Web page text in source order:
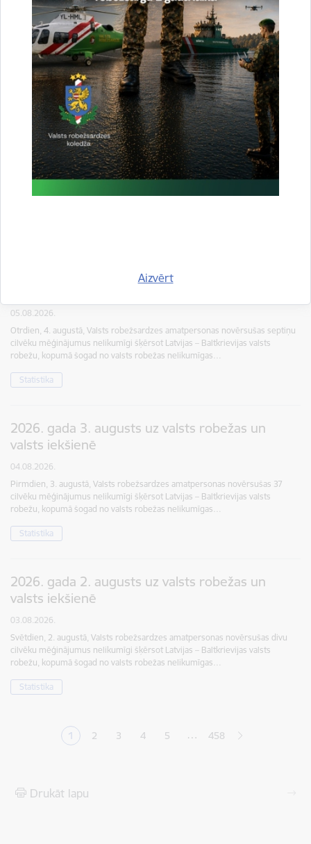
Aizvērt
Tehnisku traucējumu dēļ traucēta ABC vārtu
darbība Lidostas “Rīga” robežkontroles punktā
05.08.2026.
Valsts robežsardze informē, ka pēcpusdienā tehnisku traucējumu dēļ tika
2026. gada 4. augusts uz valsts robežas un
05.08.2026.
Otrdien, 4. augustā, Valsts robežsardzes amatpersonas novērsušas septiņu
cilvēku mēģinājumus nelikumīgi šķērsot Latvijas – Baltkrievijas valsts
robežu, kopumā šogad no valsts robežas nelikumīgas…
Statistika
2026. gada 3. augusts uz valsts robežas un
valsts iekšienē
04.08.2026.
Pirmdien, 3. augustā, Valsts robežsardzes amatpersonas novērsušas 37
cilvēku mēģinājumus nelikumīgi šķērsot Latvijas – Baltkrievijas valsts
robežu, kopumā šogad no valsts robežas nelikumīgas…
Statistika
2026. gada 2. augusts uz valsts robežas un
valsts iekšienē
03.08.2026.
Svētdien, 2. augustā, Valsts robežsardzes amatpersonas novērsušas divu
cilvēku mēģinājumus nelikumīgi šķērsot Latvijas – Baltkrievijas valsts
robežu, kopumā šogad no valsts robežas nelikumīgas…
Statistika
Pašreizējā lapa
1 Lapa
2 Lapa
3 Lapa
4 Lapa
5 … 458
Drukāt lapu